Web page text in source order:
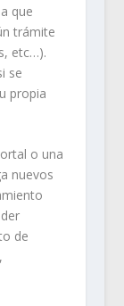
que
trámite
etc…).
se
propia
o una
nuevos
de